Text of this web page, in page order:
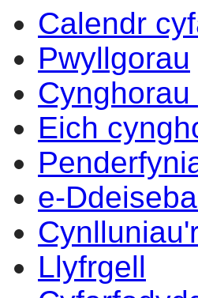
Calendr
Pwyllgorau
Eich
e-
Llyfrgell